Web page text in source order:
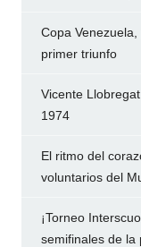
Copa
primer triunfo
Vicente
1974
El ritmo del
voluntarios del
¡Torneo
semifinales de la